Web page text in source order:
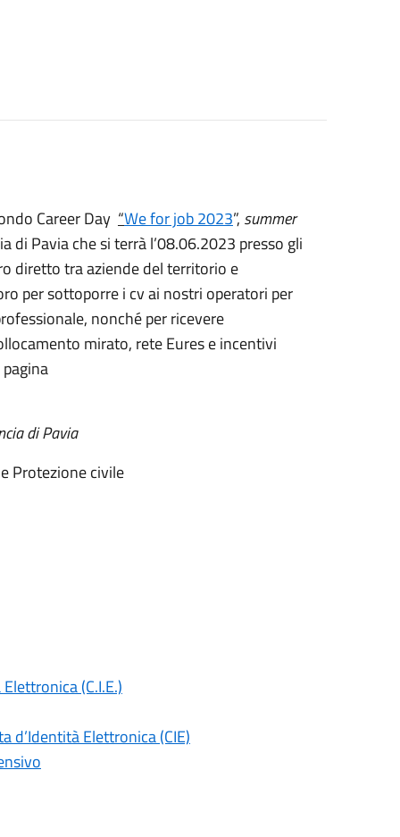
Career Day “We for job 2023”, summer
di Pavia che si terrà l’08.06.2023 presso gli
diretto tra aziende del territorio e
per sottoporre i cv ai nostri operatori per
nonché per ricevere
mirato, rete Eures e incentivi
di Pavia
Protezione civile
(C.I.E.)
d’Identità Elettronica (CIE)